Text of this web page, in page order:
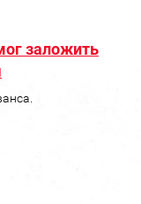
заложить